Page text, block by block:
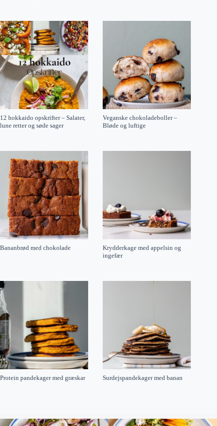
12 hokkaido opskrifter – Salater,
lune retter og søde sager
Veganske chokoladeboller –
Bløde og luftige
Bananbrød med chokolade
Krydderkage med appelsin og
ingefær
Protein pandekager med græskar Surdejspandekager med banan